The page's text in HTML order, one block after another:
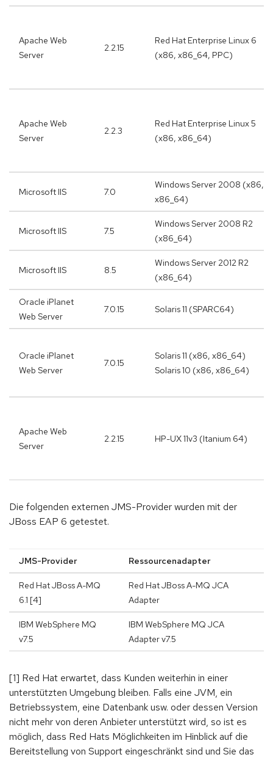
Apache Web
Server
2.2.15
Red Hat Enterprise Linux 6
(x86, x86_64, PPC)
Apache Web
Server
2.2.3
Red Hat Enterprise Linux 5
(x86, x86_64)
Microsoft IIS 7.0
Windows Server 2008 (x86,
x86_64)
Microsoft IIS 7.5
Windows Server 2008 R2
(x86_64)
Microsoft IIS 8.5
Windows Server 2012 R2
(x86_64)
Oracle iPlanet
Web Server
7.0.15 Solaris 11 (SPARC64)
Oracle iPlanet
Web Server
7.0.15
Solaris 11 (x86, x86_64)
Solaris 10 (x86, x86_64)
Apache Web
Server
2.2.15 HP-UX 11v3 (Itanium 64)
Die folgenden externen JMS-Provider wurden mit der
JBoss EAP 6 getestet.
JMS-Provider Ressourcenadapter
Red Hat JBoss A-MQ
6.1 [4]
Red Hat JBoss A-MQ JCA
Adapter
IBM WebSphere MQ
v7.5
IBM WebSphere MQ JCA
Adapter v7.5
[1] Red Hat erwartet, dass Kunden weiterhin in einer
unterstützten Umgebung bleiben. Falls eine JVM, ein
Betriebssystem, eine Datenbank usw. oder dessen Version
nicht mehr von deren Anbieter unterstützt wird, so ist es
möglich, dass Red Hats Möglichkeiten im Hinblick auf die
Bereitstellung von Support eingeschränkt sind und Sie das